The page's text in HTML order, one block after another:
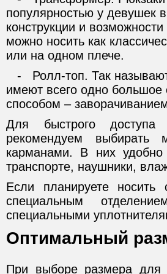
популярностью у девушек
конструкции и
можно носить как
или на одном плече.
- Ролл-топ. Так
имеют всего одно
способом –
Для быстрого
рекомендуем выбирать
карманами. В них
транспорте, наушники,
Если планируете
специальным
специальными
Оптимальный
При выборе размера для